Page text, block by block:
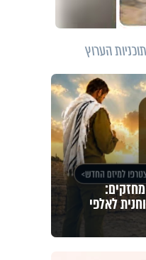
הערוץ
מחזקים:
לאלפי